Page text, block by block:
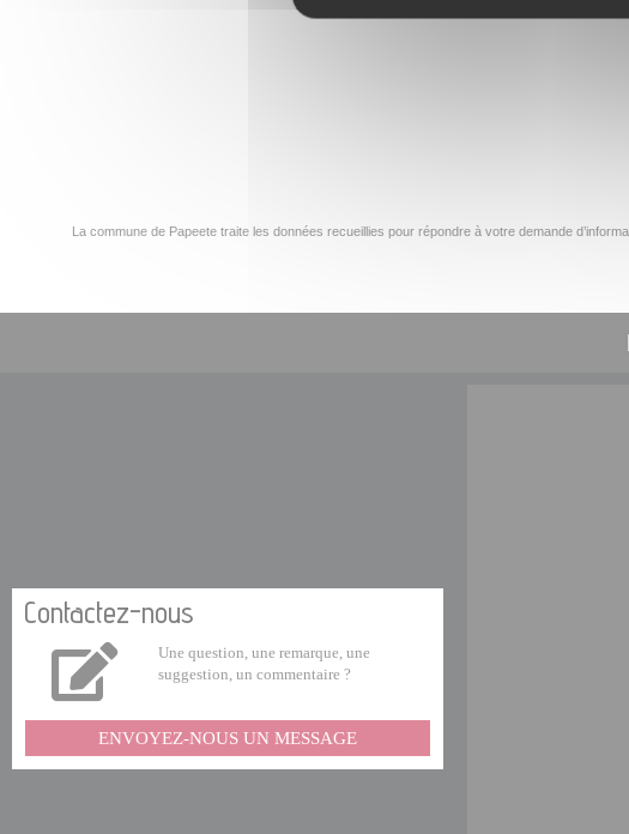
La commune de Papeete traite les données recueillies pour répondre à votre demande
Contactez-nous
Une question, une remarque, une
suggestion, un commentaire ?
ENVOYEZ-NOUS UN MESSAGE